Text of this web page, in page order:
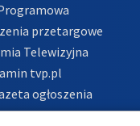
przetargowe
Telewizyjna
tvp.pl
ogłoszenia
o nadawcy